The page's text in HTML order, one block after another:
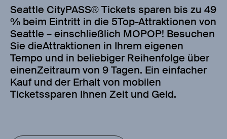
Seattle CityPASS® Tickets sparen bis zu 49
% beim Eintritt in die 5Top-Attraktionen von
Seattle – einschließlich MOPOP! Besuchen
Sie dieAttraktionen in Ihrem eigenen
Tempo und in beliebiger Reihenfolge über
einenZeitraum von 9 Tagen. Ein einfacher
Kauf und der Erhalt von mobilen
Ticketssparen Ihnen Zeit und Geld.